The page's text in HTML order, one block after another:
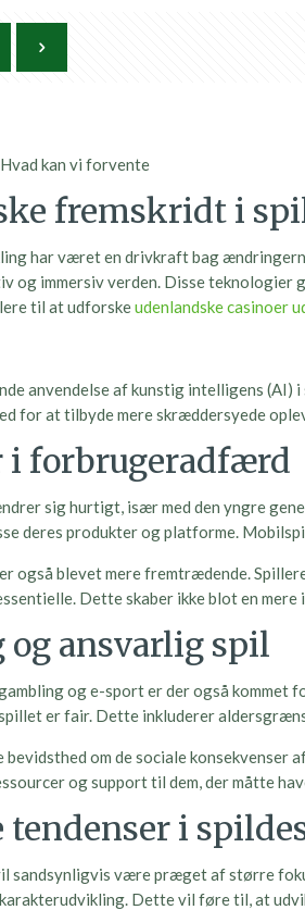
kan vi forvente
fremskridt i
har været en drivkraft bag
og immersiv verden. Disse
til at udforskeudenlandske casinoer
anvendelse af kunstig intelligens
for at tilbyde mere skræddersyede
forbrugeradfærd
sig hurtigt, især med den yngre
deres produkter og platforme.
også blevet mere fremtrædende.
Dette skaber ikke blot en
og ansvarlig spil
og e-sport er der også kommet
er fair. Dette inkluderer
bevidsthed om de sociale
og support til dem, der måtte
tendenser i
sandsynligvis være præget af større
Dette vil føre til, at